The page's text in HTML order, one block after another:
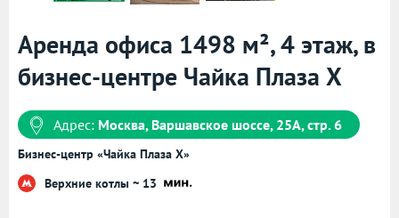
Аренда офиса 1498 м², 4 этаж, в
бизнес-центре Чайка Плаза X
Адрес: Москва, Варшавское шоссе, 25А, стр. 6
Бизнес-центр «Чайка Плаза X»
Верхние котлы ~ 13